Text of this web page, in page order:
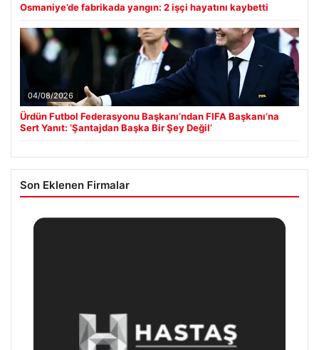
Osmaniye’de fabrikada yangın: 2 işçi hayatını kaybetti
04/08/2026
Ürdün Futbol Federasyonu Başkanı’ndan FIFA Başkanı’na
Sert Yanıt: ‘Şantajdan Başka Bir Şey Değil’
Son Eklenen Firmalar